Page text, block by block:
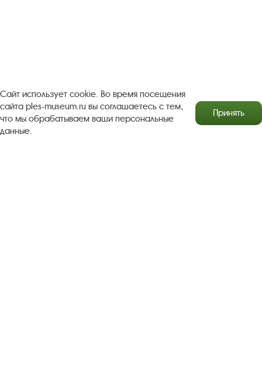
Антикоррупционная деятельность
Сайт использует cookie. Во время посещения
сайта ples-museum.ru вы соглашаетесь с тем,
что мы обрабатываем ваши персональные
данные.
Принять